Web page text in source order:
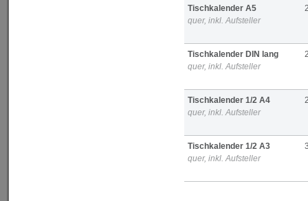
Tischkalender A5
quer, inkl. Aufsteller
Tischkalender DIN lang
quer, inkl. Aufsteller
Tischkalender 1/2 A4
quer, inkl. Aufsteller
Tischkalender 1/2 A3
quer, inkl. Aufsteller